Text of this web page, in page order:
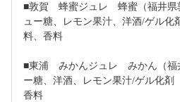
■敦賀　蜂蜜ジュレ　蜂蜜（福井
ュー糖、レモン果汁、洋酒/ゲル化
料、香料
■東浦　みかんジュレ　みかん（福
ー糖、洋酒、レモン果汁/ゲル化剤
香料